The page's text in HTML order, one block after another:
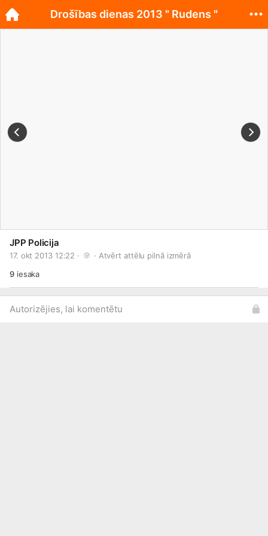
JPP Policija
17. okt 2013 12:22 · · Atvērt attēlu pilnā izmērā
9iesaka
Autorizējies, lai komentētu
Drošības dienas 2013 " Rudens "